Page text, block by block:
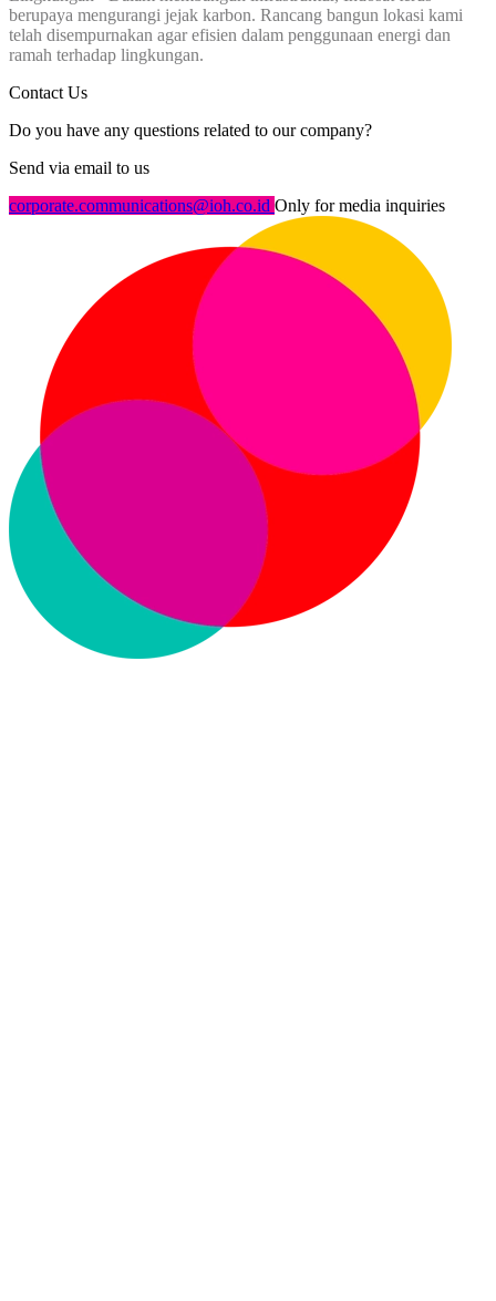
berupaya mengurangi jejak karbon. Rancang bangun lokasi kami
telah disempurnakan agar efisien dalam penggunaan energi dan
ramah terhadap lingkungan.
Contact Us
Do you have any questions related to our company?
Send via email to us
corporate.communications@ioh.co.id Only for media inquiries